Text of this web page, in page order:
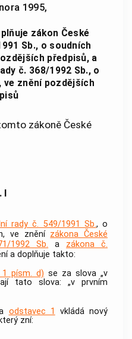
1995,
zákon České
Sb., o soudních
předpisů, a
č. 368/1992 Sb., o
znění pozdějších
zákoně České
I
rady č. 549/1991 Sb., o
ve znění zákona České
1992 Sb. a zákona č.
a doplňuje takto:
písm. d) se za slova „v
tato slova: „v prvním
odstavec 1
vkládá nový
zní: